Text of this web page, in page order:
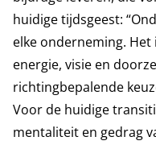
huidige tijdsgeest:
elke onderneming.
energie, visie en
richtingbepalende
Voor de huidige
mentaliteit en gedrag